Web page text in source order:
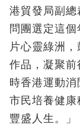
港貿發局副
問團選定這
片心靈綠洲
作品，凝聚前
時香港運動
市民培養健
豐盛人生。」